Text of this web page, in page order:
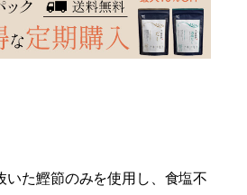
いた鰹節のみを使用し、食塩不